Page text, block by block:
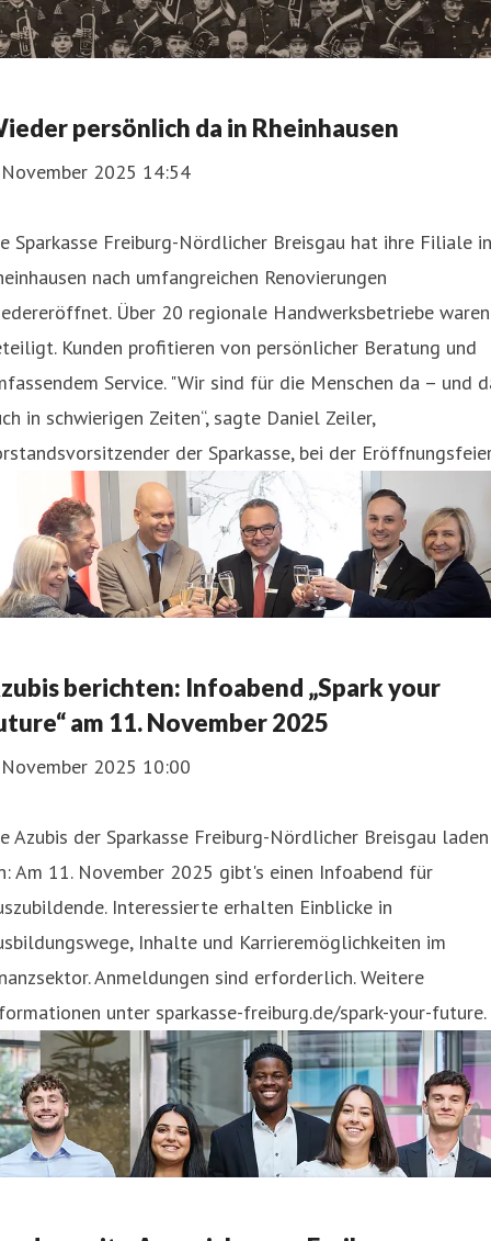
persönlich da in Rheinhausen
2025 14:54
Sparkasse Freiburg-Nördlicher Breisgau hat ihre Filiale in
nach umfangreichen Renovierungen
Über 20 regionale Handwerksbetriebe waren
Kunden profitieren von persönlicher Beratung und
Service. "Wir sind für die Menschen da – und
in schwierigen Zeiten“, sagte Daniel Zeiler,
der Sparkasse, bei der
berichten: Infoabend „Spark your
am 11. November 2025
2025 10:00
Azubis der Sparkasse Freiburg-Nördlicher Breisgau laden
Am 11. November 2025 gibt's einen Infoabend für
Interessierte erhalten Einblicke in
Inhalte und Karrieremöglichkeiten im
Anmeldungen sind erforderlich. Weitere
unter sparkasse-freiburg.de/spark-your-future.